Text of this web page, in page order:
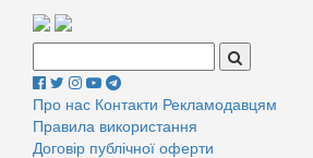
Про нас Контакти Рекламодавцям
Правила використання
Договір публічної оферти